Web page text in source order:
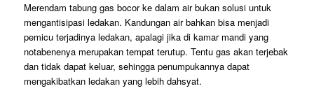
Merendam tabung gas bocor ke dalam air bukan solusi untuk
mengantisipasi ledakan. Kandungan air bahkan bisa menjadi
pemicu terjadinya ledakan, apalagi jika di kamar mandi yang
notabenenya merupakan tempat terutup. Tentu gas akan terjebak
dan tidak dapat keluar, sehingga penumpukannya dapat
mengakibatkan ledakan yang lebih dahsyat.